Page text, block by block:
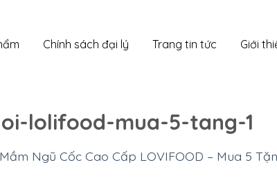
Chính sách đại lý Trang tin tức Giới
lolifood-mua-5-tang-1
Ngũ Cốc Cao Cấp LOVIFOOD – Mua 5